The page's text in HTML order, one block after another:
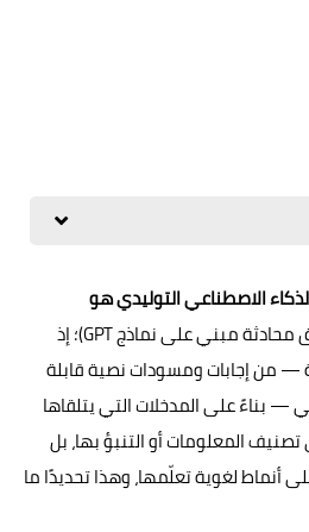
الاصطناعي التوليدي هو
(تطبيق محادثة مبني على نماذج GPT)؛ إذ
من إجابات ومسودات نصية قابلة
— بناءً على المدخلات التي يتلقاها
المعلومات أو التنبؤ بها، بل
أنماط لغوية تعلّمها، وهذا تحديدًا ما